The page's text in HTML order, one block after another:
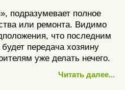
подразумевает полное
или ремонта. Видимо
что последним
передача хозяину
уже делать нечего.
Читать далее...